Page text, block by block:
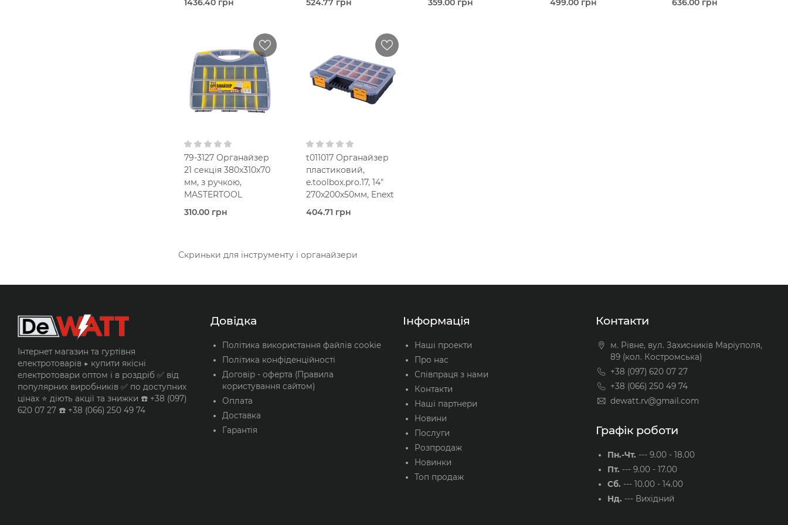
1436.40 грн
Пластиковий корпус
В кошик
524.77 грн
E.Next
Пластиковий корпус
В кошик
359.00 грн
499.00 грн
636.00 грн
79-3127 Органайзер
21 секція 380х310х70
мм, з ручкою,
MASTERTOOL
310.00 грн
В кошик
t011017 Органайзер
пластиковий,
e.toolbox.pro.17, 14"
270x200x50мм, Enext
404.71 грн
Органайзер
Скриньки для інструменту і органайзери
Інтернет магазин та гуртівня
електротоварів ▶️ купити якісні
електротовари оптом і в роздріб ✅ від
популярних виробників ✅ по доступних
цінах ⭐ діють акції та знижки ☎️ +38 (097)
620 07 27 ☎️ +38 (066) 250 49 74
Довідка
Політика використання файлів cookie
Політика конфіденційності
Договір - оферта (Правила
користування сайтом)
Оплата
Доставка
Гарантія
Інформація
Наші проекти
Про нас
Співпраця з нами
Контакти
Наші партнери
Новини
Послуги
Розпродаж
Новинки
Топ продаж
Контакти
м. Рівне, вул. Захисників Маріуполя,
89 (кол. Костромська)
+38 (097) 620 07 27
+38 (066) 250 49 74
dewatt.rv@gmail.com
Графік роботи
Пн.-Чт. --- 9.00 - 18.00
Пт. --- 9.00 - 17.00
Сб. --- 10.00 - 14.00
Нд. --- Вихідний